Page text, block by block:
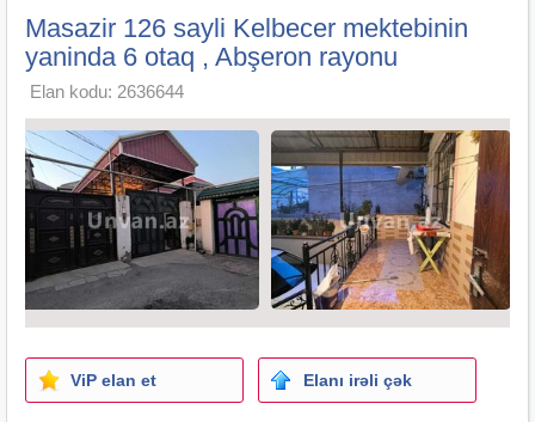
Masazir 126 sayli Kelbecer mektebinin
yaninda 6 otaq , Abşeron rayonu
Elan kodu: 2636644
ViP elan et Elanı irəli çək